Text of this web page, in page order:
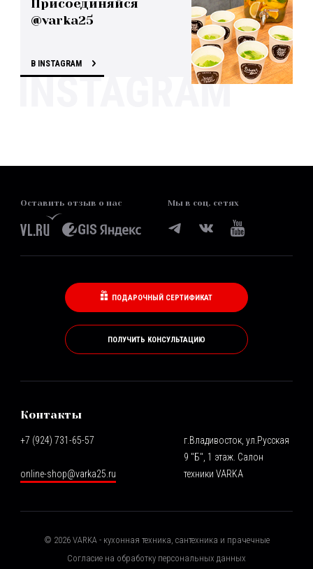
Присоединяйся
@varka25
В INSTAGRAM
Оставить отзыв о нас Мы в соц. сетях
ПОДАРОЧНЫЙ СЕРТИФИКАТ
ПОЛУЧИТЬ КОНСУЛЬТАЦИЮ
Контакты
+7 (924) 731-65-57
online-shop@varka25.ru
г.Владивосток, ул.Русская
9 "Б", 1 этаж. Салон
техники VARKA
© 2026VARKA - кухонная техника, сантехника и прачечные
Согласие на обработку персональных данных